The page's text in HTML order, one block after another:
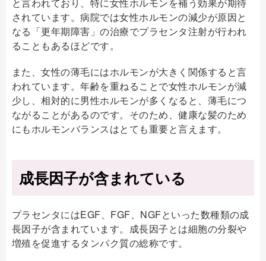
されています。病院では女性ホルモンの減少が原因と
なる「更年期障害」の治療でプラセンタ注射が行われ
ることもあるほどです。
また、女性の薄毛にはホルモンが大きく関係すると言
われています。年齢を重ねることで女性ホルモンが減
少し、相対的に男性ホルモンが多くなると、薄毛につ
ながることがあるのです。そのため、健康な髪のため
にもホルモンバランスはとても重要と言えます。
成長因子が含まれている
プラセンタにはEGF、FGF、NGFといった数種類の成
長因子が含まれています。成長因子とは細胞の分裂や
増殖を促進するタンパク質の総称です。